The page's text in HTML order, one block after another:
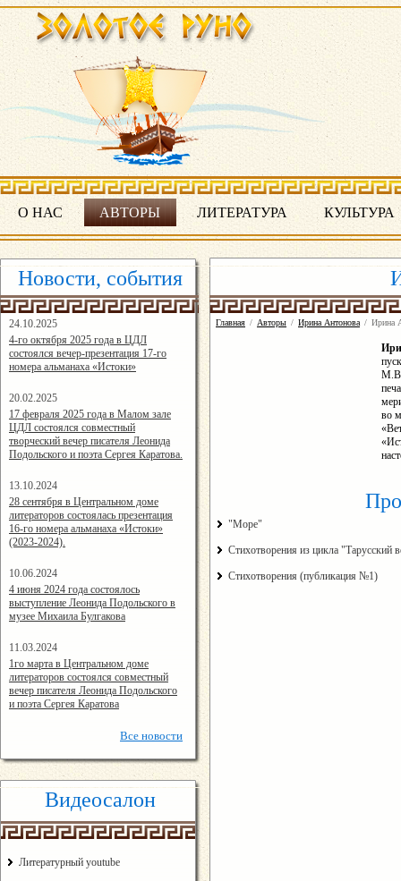
О НАС АВТОРЫ ЛИТЕРАТУРА КУЛЬТУРА
Новости, события
24.10.2025
16:19:07
4-го октября 2025 года в ЦДЛ
состоялся вечер-презентация 17-го
номера альманаха «Истоки»
20.02.2025
14:24:00
17 февраля 2025 года в Малом зале
ЦДЛ состоялся совместный
творческий вечер писателя Леонида
Подольского и поэта Сергея Каратова.
13.10.2024
14:08:11
28 сентября в Центральном доме
литераторов состоялась презентация
16-го номера альманаха «Истоки»
(2023-2024).
10.06.2024
15:02:44
4 июня 2024 года состоялось
выступление Леонида Подольского в
музее Михаила Булгакова
11.03.2024
15:06:16
1го марта в Центральном доме
литераторов состоялся совместный
вечер писателя Леонида Подольского
и поэта Сергея Каратова
Все новости
Видеосалон
Литературный youtube
Главная / Авторы / Ирина Антонова / Ирина
во
"Море"
Стихотворения из цикла "Тарусский
Стихотворения (публикация №1)